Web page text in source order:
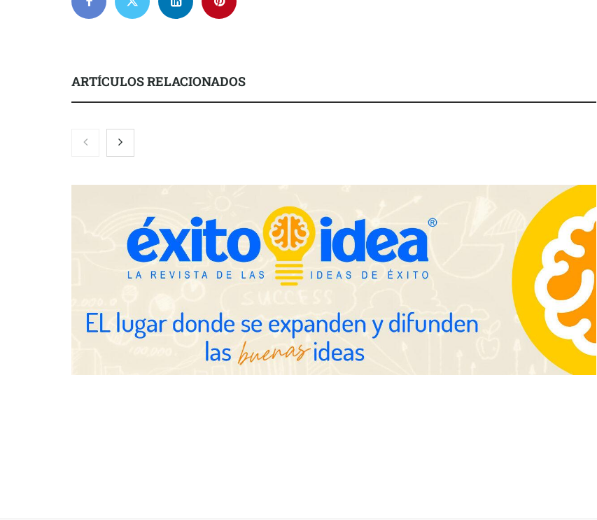
ARTÍCULOS RELACIONADOS
Nicols presenta seis modelos de
anillos de compromiso para el
Fundación Mapfre y CISE lanzan
el concurso ‘Talento Sénior’ para
impulsar ideas innovadoras
creadas por y para mayores de 50
Schaeffler mejora su rentabilidad
en el primer semestre de 2026
NOVA: innovación y diseño que
transforman espacios de la mano
de Tormo Franquicias